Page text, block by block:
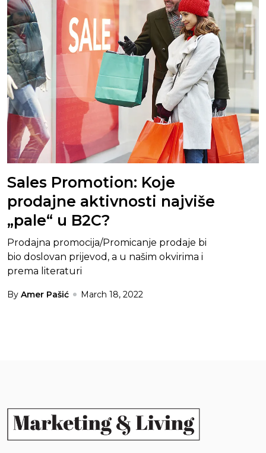
Sales Promotion: Koje
prodajne aktivnosti najviše
„pale“ u B2C?
Prodajna promocija/Promicanje prodaje bi
bio doslovan prijevod, a u našim okvirima i
prema literaturi
By Amer Pašić March 18, 2022